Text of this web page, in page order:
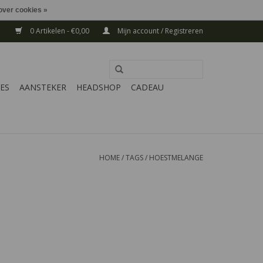
0 Artikelen - €0,00 Mijn account / Registreren
AANSTEKER HEADSHOP
CADEAU
HOME/TAGS/ HOESTMELANGE
cookies »